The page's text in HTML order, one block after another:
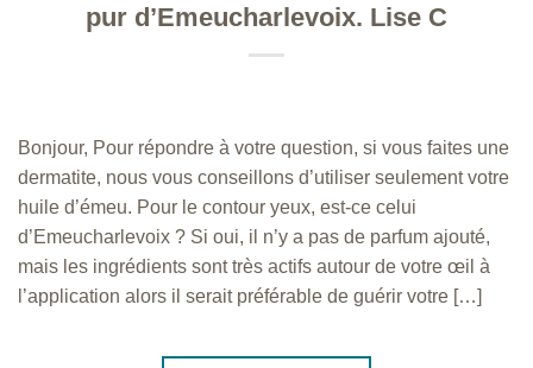
pur d’Emeucharlevoix. Lise C
Bonjour, Pour répondre à votre question, si vous faites une
dermatite, nous vous conseillons d’utiliser seulement votre
huile d’émeu. Pour le contour yeux, est-ce celui
d’Emeucharlevoix ? Si oui, il n’y a pas de parfum ajouté,
mais les ingrédients sont très actifs autour de votre œil à
l’application alors il serait préférable de guérir votre […]